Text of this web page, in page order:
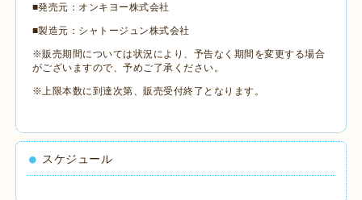
■発売元：オンキヨー株式会社
■製造元：シャトージュン株式会社
※販売期間については状況により、予告なく期間を変更する場合
がございますので、予めご了承ください。
※上限本数に到達次第、販売受付終了となります。
スケジュール